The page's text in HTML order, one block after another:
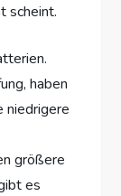
scheint.
haben
niedrigere
größere
es